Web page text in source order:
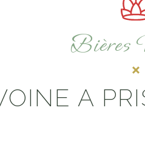
Bières
A